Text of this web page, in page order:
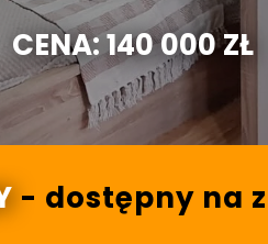
Z WIATROŁAPEM
- dostępny na
CENA: 140 000 ZŁ